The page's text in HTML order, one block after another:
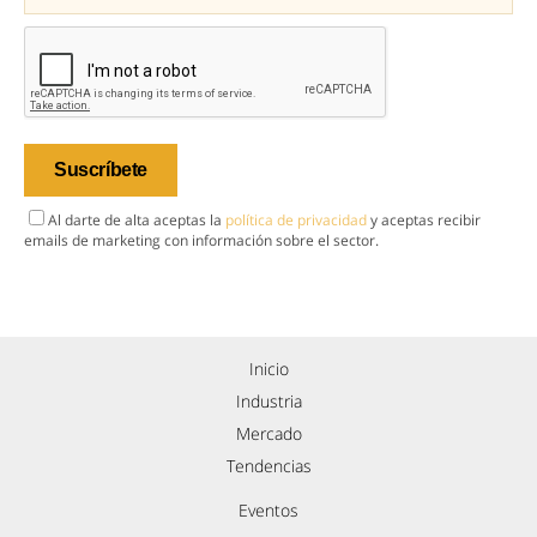
Al darte de alta aceptas la política de privacidady aceptas recibir
emails de marketing con información sobre el sector.
Inicio
Industria
Mercado
Tendencias
Eventos